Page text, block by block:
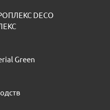
DECO
Green